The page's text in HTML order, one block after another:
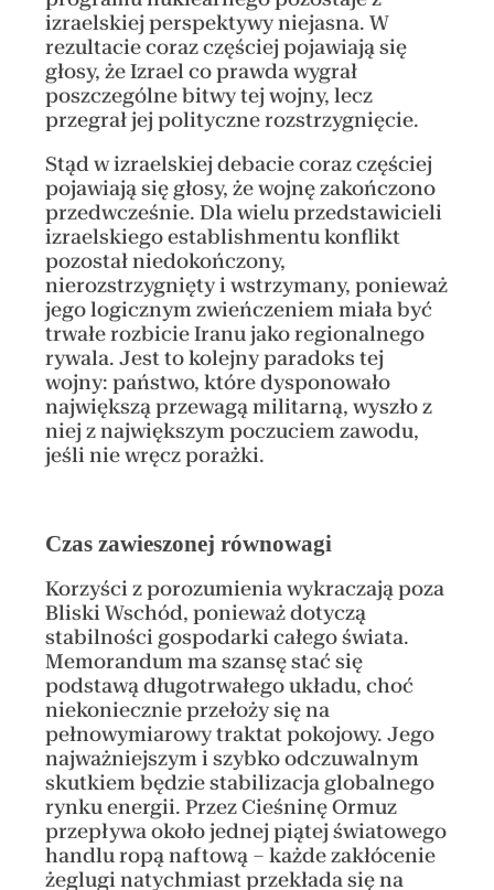
izraelskiej perspektywy niejasna. W
rezultacie coraz częściej pojawiają się
głosy, że Izrael co prawda wygrał
poszczególne bitwy tej wojny, lecz
przegrał jej polityczne rozstrzygnięcie.
Stąd w izraelskiej debacie coraz częściej
pojawiają się głosy, że wojnę zakończono
przedwcześnie. Dla wielu przedstawicieli
izraelskiego establishmentu konflikt
pozostał niedokończony,
nierozstrzygnięty i wstrzymany, ponieważ
jego logicznym zwieńczeniem miała być
trwałe rozbicie Iranu jako regionalnego
rywala. Jest to kolejny paradoks tej
wojny: państwo, które dysponowało
największą przewagą militarną, wyszło z
niej z największym poczuciem zawodu,
jeśli nie wręcz porażki.
Czas zawieszonej równowagi
Korzyści z porozumienia wykraczają poza
Bliski Wschód, ponieważ dotyczą
stabilności gospodarki całego świata.
Memorandum ma szansę stać się
podstawą długotrwałego układu, choć
niekoniecznie przełoży się na
pełnowymiarowy traktat pokojowy. Jego
najważniejszym i szybko odczuwalnym
skutkiem będzie stabilizacja globalnego
rynku energii. Przez Cieśninę Ormuz
przepływa około jednej piątej światowego
handlu ropą naftową – każde zakłócenie
żeglugi natychmiast przekłada się na